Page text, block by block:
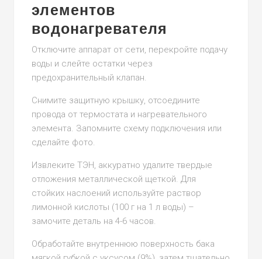
элементов
водонагревателя
Отключите аппарат от сети, перекройте подачу
воды и слейте остатки через
предохранительный клапан.
Снимите защитную крышку, отсоедините
провода от термостата и нагревательного
элемента. Запомните схему подключения или
сделайте фото.
Извлеките ТЭН, аккуратно удалите твердые
отложения металлической щеткой. Для
стойких наслоений используйте раствор
лимонной кислоты (100 г на 1 л воды) –
замочите деталь на 4-6 часов.
Обработайте внутреннюю поверхность бака